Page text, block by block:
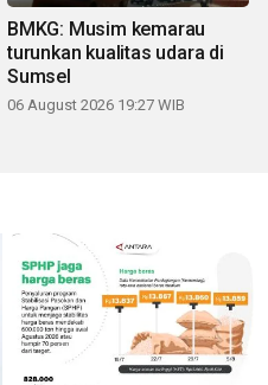
BMKG: Musim kemarau
turunkan kualitas udara di
Sumsel
06 August 2026 19:27 WIB